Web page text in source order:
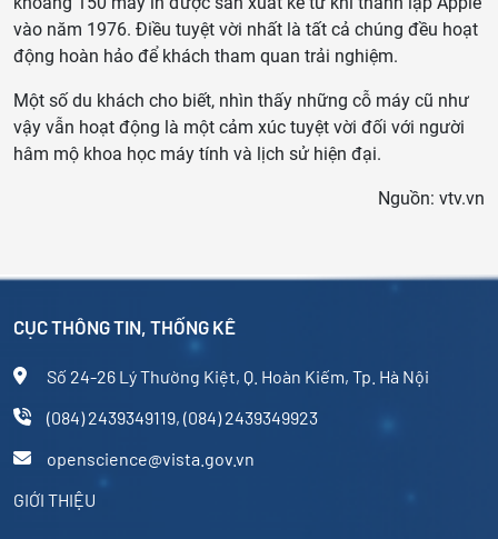
vào năm 1976. Điều tuyệt vời nhất là tất cả chúng đều hoạt
động hoàn hảo để khách tham quan trải nghiệm.
Một số du khách cho biết, nhìn thấy những cỗ máy cũ như
vậy vẫn hoạt động là một cảm xúc tuyệt vời đối với người
hâm mộ khoa học máy tính và lịch sử hiện đại.
Nguồn: vtv.vn
CỤC THÔNG TIN, THỐNG KÊ
Số 24-26 Lý Thường Kiệt, Q. Hoàn Kiếm, Tp. Hà Nội
(084) 2439349119, (084) 2439349923
openscience@vista.gov.vn
GIỚI THIỆU